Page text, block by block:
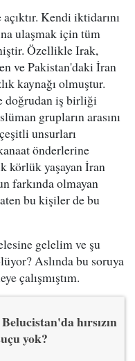
Kendi iktidarını
ulaşmak için tüm
Özellikle Irak,
ve Pakistan'daki İran
kaynağı olmuştur.
doğrudan iş birliği
grupların arasını
unsurları
önderlerine
körlük yaşayan İran
farkında olmayan
bu kişiler de bu
gelelim ve şu
Aslında bu soruya
çalışmıştım.
hırsızın
yok?